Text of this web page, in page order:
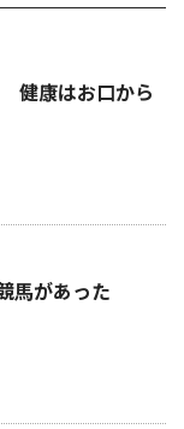
康はお口から
馬があった